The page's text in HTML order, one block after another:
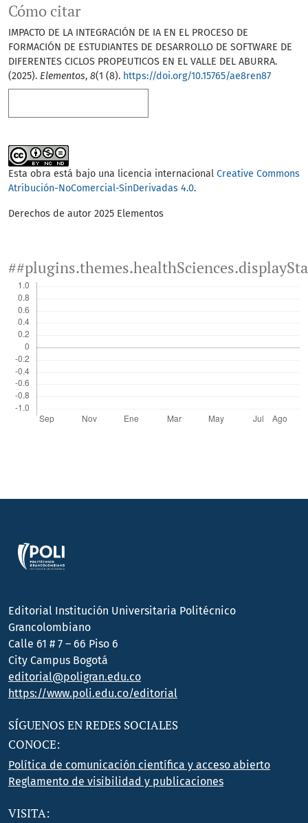
Cómo citar
IMPACTO DE LA INTEGRACIÓN DE IA EN EL PROCESO DE
FORMACIÓN DE ESTUDIANTES DE DESARROLLO DE SOFTWARE DE
DIFERENTES CICLOS PROPEUTICOS EN EL VALLE DEL ABURRA.
(2025). Elementos, 8(1 (8). https://doi.org/10.15765/ae8ren87
Esta obra está bajo una licencia internacional Creative Commons
Atribución-NoComercial-SinDerivadas 4.0.
Derechos de autor 2025 Elementos
Editorial Institución Universitaria Politécnico
Grancolombiano
Calle 61 # 7 – 66 Piso 6
City Campus Bogotá
editorial@poligran.edu.co
https://www.poli.edu.co/editorial
SÍGUENOS EN REDES SOCIALES
CONOCE:
Política de comunicación científica y acceso abierto
Reglamento de visibilidad y publicaciones
VISITA: